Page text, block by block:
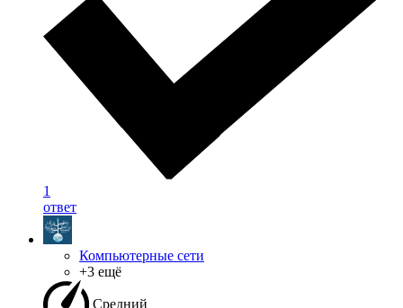
1
ответ
Компьютерные сети
+3 ещё
Средний